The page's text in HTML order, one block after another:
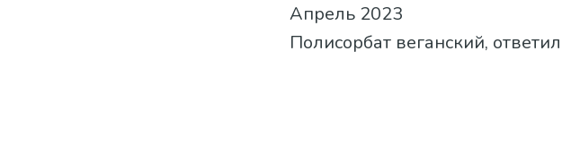
Апрель 2023
Полисорбат веганский,